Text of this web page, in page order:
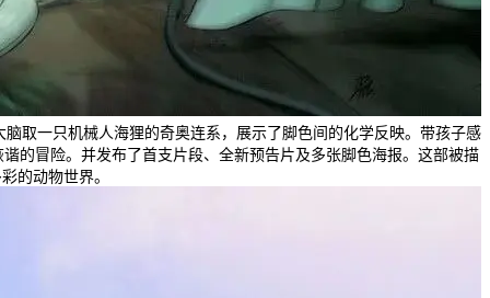
取一只机械人海狸的奇奥连系，展示了脚色间的化学反映。带孩子感
的冒险。并发布了首支片段、全新预告片及多张脚色海报。这部被描
的动物世界。